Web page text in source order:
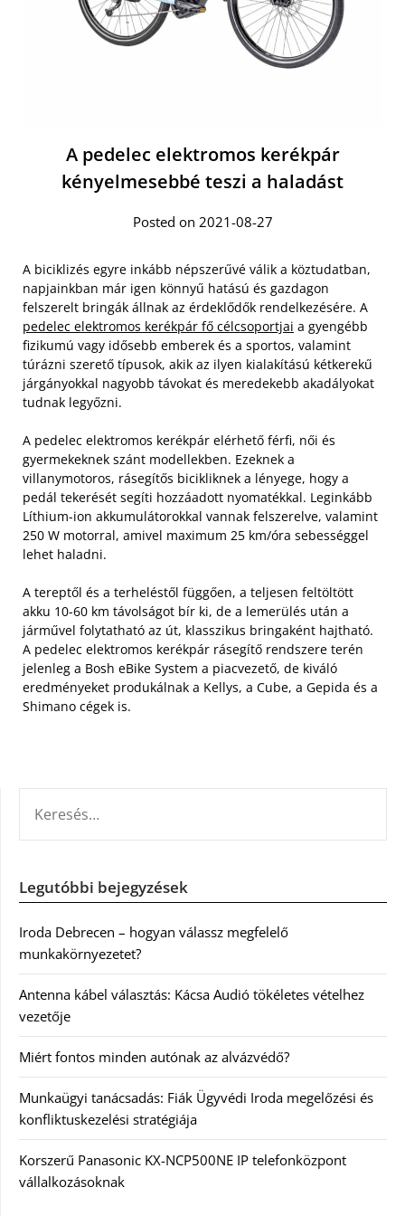
A pedelec elektromos kerékpár
kényelmesebbé teszi a haladást
Posted on 2021-08-27
A biciklizés egyre inkább népszerűvé válik a köztudatban,
napjainkban már igen könnyű hatású és gazdagon
felszerelt bringák állnak az érdeklődők rendelkezésére. A
pedelec elektromos kerékpár fő célcsoportjai a gyengébb
fizikumú vagy idősebb emberek és a sportos, valamint
túrázni szerető típusok, akik az ilyen kialakítású kétkerekű
járgányokkal nagyobb távokat és meredekebb akadályokat
tudnak legyőzni.
A pedelec elektromos kerékpár elérhető férfi, női és
gyermekeknek szánt modellekben. Ezeknek a
villanymotoros, rásegítős bicikliknek a lényege, hogy a
pedál tekerését segíti hozzáadott nyomatékkal. Leginkább
Líthium-ion akkumulátorokkal vannak felszerelve, valamint
250 W motorral, amivel maximum 25 km/óra sebességgel
lehet haladni.
A tereptől és a terheléstől függően, a teljesen feltöltött
akku 10-60 km távolságot bír ki, de a lemerülés után a
járművel folytatható az út, klasszikus bringaként hajtható.
A pedelec elektromos kerékpár rásegítő rendszere terén
jelenleg a Bosh eBike System a piacvezető, de kiváló
eredményeket produkálnak a Kellys, a Cube, a Gepida és a
Shimano cégek is.
Legutóbbi bejegyzések
Iroda Debrecen – hogyan válassz megfelelő
munkakörnyezetet?
Antenna kábel választás: Kácsa Audió tökéletes vételhez
vezetője
Miért fontos minden autónak az alvázvédő?
Munkaügyi tanácsadás: Fiák Ügyvédi Iroda megelőzési és
konfliktuskezelési stratégiája
Korszerű Panasonic KX-NCP500NE IP telefonközpont
vállalkozásoknak